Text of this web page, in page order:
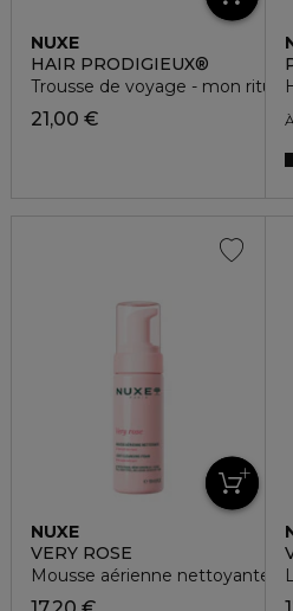
NUXE
HAIR PRODIGIEUX®
Trousse de voyage - mon rituel
21,00 €
NUXE
VERY ROSE
Mousse aérienne nettoyante